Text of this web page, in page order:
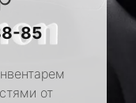
85
от